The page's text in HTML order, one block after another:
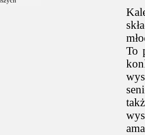
To